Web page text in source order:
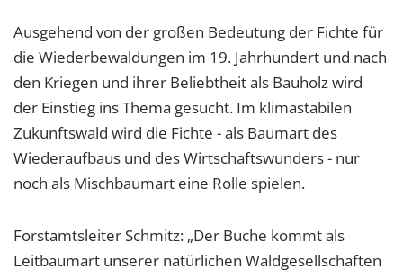
Ausgehend von der großen Bedeutung der Fichte für
die Wiederbewaldungen im 19. Jahrhundert und nach
den Kriegen und ihrer Beliebtheit als Bauholz wird
der Einstieg ins Thema gesucht. Im klimastabilen
Zukunftswald wird die Fichte - als Baumart des
Wiederaufbaus und des Wirtschaftswunders - nur
noch als Mischbaumart eine Rolle spielen.
Forstamtsleiter Schmitz: „Der Buche kommt als
Leitbaumart unserer natürlichen Waldgesellschaften